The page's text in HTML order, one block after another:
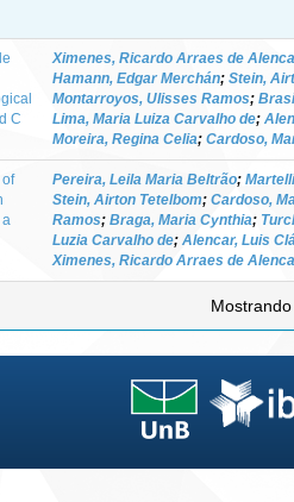
C
Ximenes, Ricardo Arraes de
Hamann, Edgar Merchán; Stein,
Montarroyos, Ulisses Ramos;
Lima, Maria Luiza Carvalho de;
Moreira, Regina Celia; Cardoso,
Pereira, Leila Maria Beltrão;
Stein, Airton Tetelbom; Cardoso,
Ramos; Braga, Maria Cynthia;
Luzia Carvalho de; Alencar, Luis
Ximenes, Ricardo Arraes de